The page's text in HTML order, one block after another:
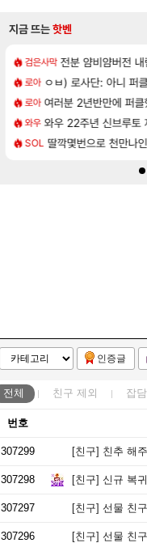
지금 뜨는핫벤
검은사막 전분 얌비얌버전 내
로아 ㅇㅂ) 로사단: 아니 퍼클
로아 여러분 2년반만에 퍼클
와우 와우 22주년 신브루토
SOL 딸깍몇번으로 천만나
비스트 챕터별 길찾기/지도
PV 비스트 오브 리인카네이
아스오라 「에린」 컨셉 포스터
비스트 쿠를 먼저 보내서 기
여행 7년만에 가족여행을 다
인증글
전체 친구 제외 잡담
번호
307299 [친구] 친추 해
307298 [친구] 신규 복
307297 [친구] 선물 친
307296 [친구] 선물 친